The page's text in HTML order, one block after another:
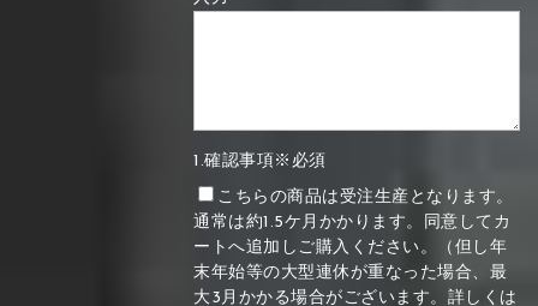
1.確認事項※必須
こちらの商品は受注生産となります。
通常は約1.5ケ月かかります。同意してカ
ートへ追加しご購入ください。（但し年
末年始等の大型連休が重なった場合、最
大3月かかる場合がございます。詳しくは